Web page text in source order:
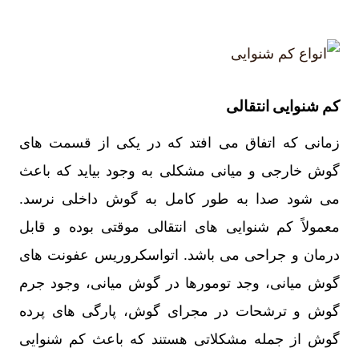
کم شنوایی انتقالی
زمانی که اتفاق می افتد که در یکی از قسمت های
گوش خارجی و میانی مشکلی به وجود بیاید که باعث
می شود صدا به طور کامل به گوش داخلی نرسد.
معمولاً کم شنوایی های انتقالی موقتی بوده و قابل
درمان و جراحی می باشد. اتواسکروریس عفونت های
گوش میانی، وجد تومورها در گوش میانی، وجود جرم
گوش و ترشحات در مجرای گوش، پارگی های پرده
گوش از جمله مشکلاتی هستند که باعث کم شنوایی